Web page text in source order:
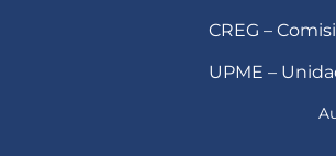
CREG –
UPME –